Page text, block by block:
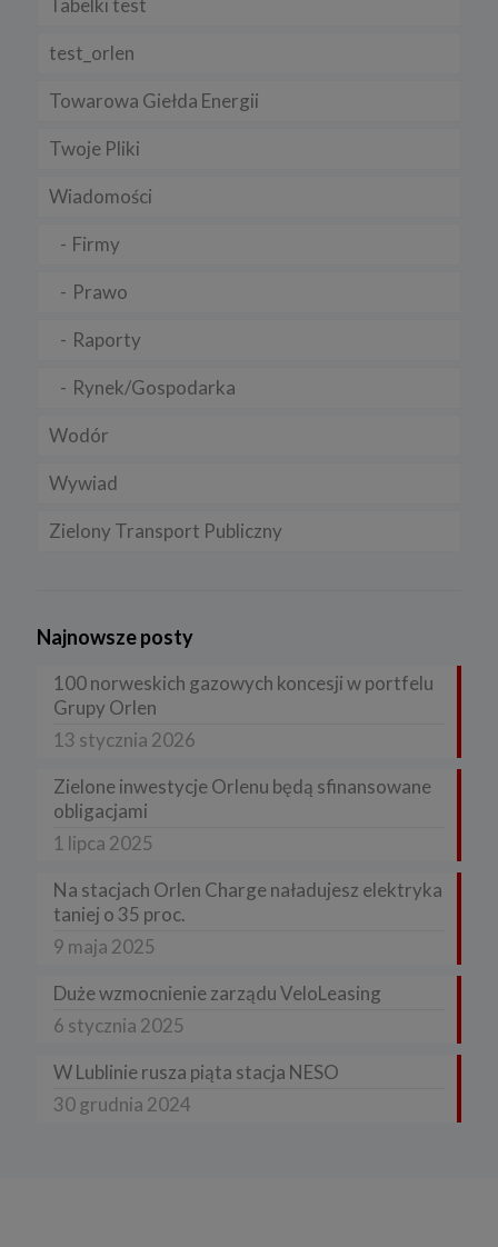
Tabelki test
test_orlen
Towarowa Giełda Energii
Twoje Pliki
Wiadomości
Firmy
Prawo
Raporty
Rynek/Gospodarka
Wodór
Wywiad
Zielony Transport Publiczny
Najnowsze posty
100 norweskich gazowych koncesji w portfelu
Grupy Orlen
13 stycznia 2026
Zielone inwestycje Orlenu będą sfinansowane
obligacjami
1 lipca 2025
Na stacjach Orlen Charge naładujesz elektryka
taniej o 35 proc.
9 maja 2025
Duże wzmocnienie zarządu VeloLeasing
6 stycznia 2025
W Lublinie rusza piąta stacja NESO
30 grudnia 2024